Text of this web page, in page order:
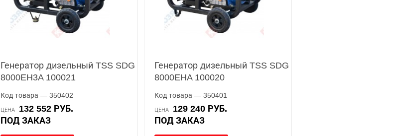
Генератор дизельный TSS SDG
8000EH3A 100021
Код товара — 350402
ЦЕНА
132 552 РУБ.
ПОД ЗАКАЗ
Генератор дизельный TSS SDG
8000EHA 100020
Код товара — 350401
ЦЕНА
129 240 РУБ.
ПОД ЗАКАЗ